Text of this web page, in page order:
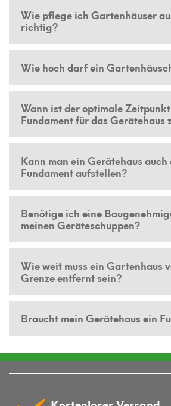
Wie pflege ich Gartenhäuser
richtig?
Wie hoch darf ein
Wann ist der optimale
Fundament für das Gerätehaus
Kann man ein Gerätehaus auch
Fundament aufstellen?
Benötige ich eine
meinen Geräteschuppen?
Wie weit muss ein Gartenhaus
Grenze entfernt sein?
Braucht mein Gerätehaus ein